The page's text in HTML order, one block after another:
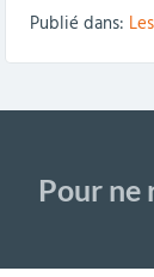
Publié dans:
Pour ne